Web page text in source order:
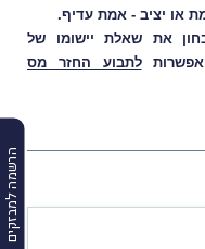
הרשמה למבזקים
או יציב - אמת עדיף.
את שאלת יישומו של
לתבוע החזר מס